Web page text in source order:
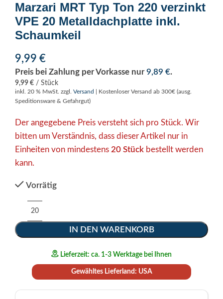
Marzari MRT Typ Ton 220 verzinkt
VPE 20 Metalldachplatte inkl.
Schaumkeil
9,99 €
Preis bei Zahlung per Vorkasse nur9,89 €.
9,99 € / Stück
inkl. 20 % MwSt. zzgl. Versand
| Kostenloser Versand ab 300€ (ausg.
Speditionsware & Gefahrgut)
Der angegebene Preis versteht sich pro Stück. Wir
bitten um Verständnis, dass dieser Artikel nur in
Einheiten von mindestens 20 Stück bestellt werden
kann.
Vorrätig
IN DEN WARENKORB
Alternative:
Lieferzeit: ca. 1-3 Werktage bei Ihnen
Gewähltes Lieferland: USA